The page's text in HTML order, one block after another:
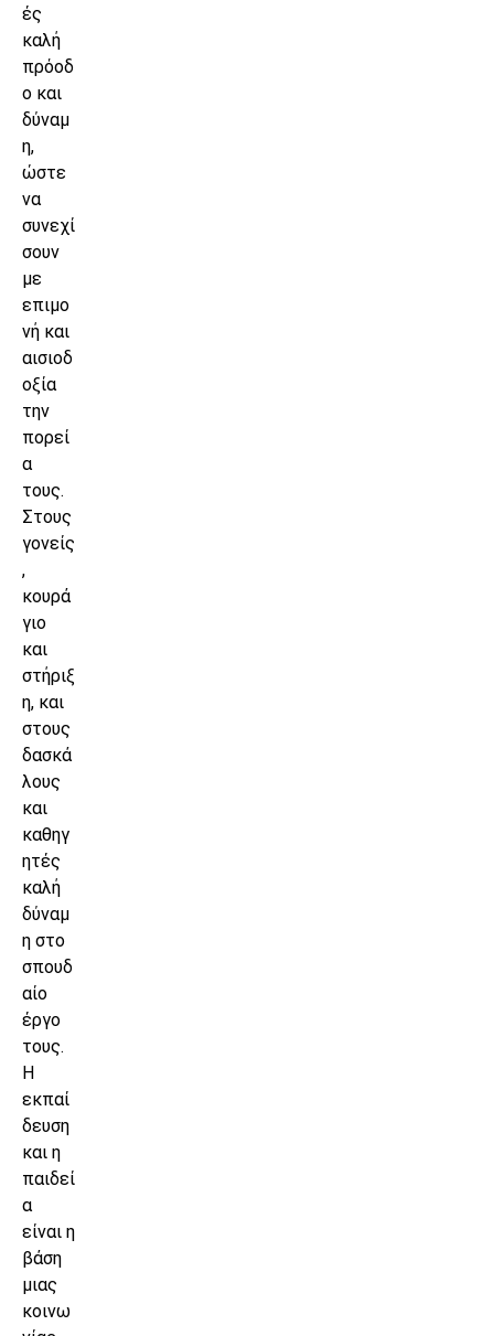
ές
καλή
πρόοδ
ο και
δύναμ
η,
ώστε
να
συνεχί
σουν
με
επιμο
νή και
αισιοδ
οξία
την
πορεί
α
τους.
Στους
γονείς
,
κουρά
γιο
και
στήριξ
η, και
στους
δασκά
λους
και
καθηγ
ητές
καλή
δύναμ
η στο
σπουδ
αίο
έργο
τους.
Η
εκπαί
δευση
και η
παιδεί
α
είναι η
βάση
μιας
κοινω